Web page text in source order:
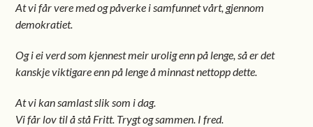
At vi får vere med og påverke i samfunnet vårt, gjennom
demokratiet.
Og i ei verd som kjennest meir urolig enn på lenge, så er det
kanskje viktigare enn på lenge å minnast nettopp dette.
At vi kan samlast slik som i dag.
Vi får lov til å stå Fritt. Trygt og sammen. I fred.